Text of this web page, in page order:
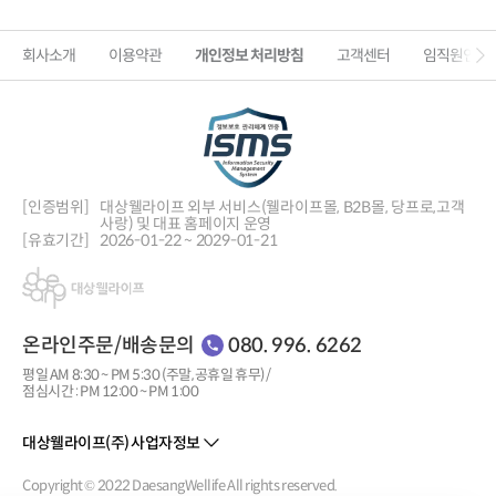
회사소개 이용약관 개인정보 처리방침 고객센터 임직원인증
온라인주문/배송문의 080. 996. 6262
평일 AM 8:30 ~ PM 5:30 (주말, 공휴일 휴무) /
점심시간 : PM 12:00 ~ PM 1:00
[인증범위] 대상웰라이프 외부 서비스(웰라이프몰, B2B몰, 당프로,고객
사랑) 및 대표 홈페이지 운영
[유효기간]
2026-01-22 ~ 2029-01-21
대상웰라이프(주) 사업자정보
Copyright © 2022 DaesangWellife All rights reserved.